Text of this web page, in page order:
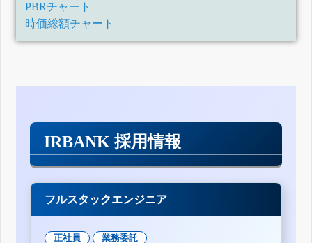
PBRチャート
時価総額チャート
IRBANK 採用情報
フルスタックエンジニア
正社員 業務委託